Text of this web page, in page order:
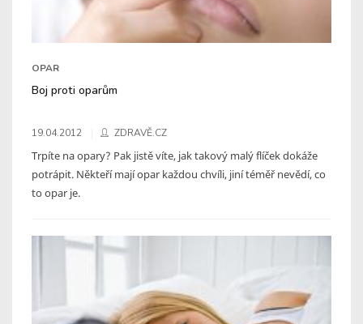
OPAR
Boj proti oparům
19.04.2012 ZDRAVĚ.CZ
Trpíte na opary? Pak jistě víte, jak takový malý flíček dokáže
potrápit. Někteří mají opar každou chvíli, jiní téměř nevědí, co
to opar je.